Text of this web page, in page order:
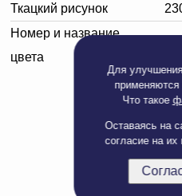
Для
применяются
Что такое
Оставаясь на
согласие на их
Ткацкий рисунок
Номер и название
цвета
Полная